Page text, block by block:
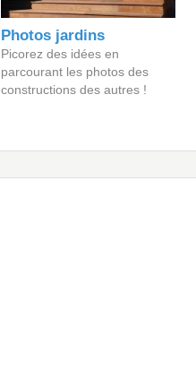
Photos jardins
Picorez des idées en
parcourant les photos des
constructions des autres !